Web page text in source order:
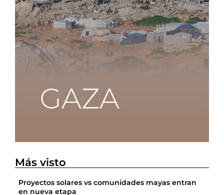
Más visto
Proyectos solares vs comunidades mayas entran
en nueva etapa